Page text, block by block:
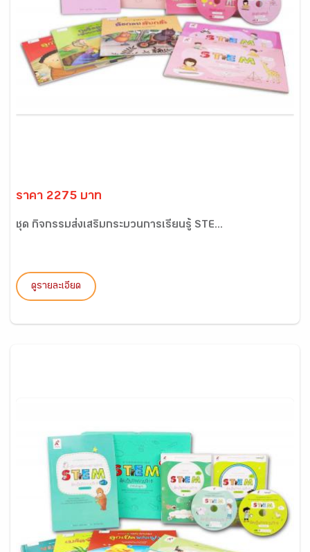
ราคา 2275 บาท
ชุด กิจกรรมส่งเสริมกระบวนการเรียนรู้ STE...
ดูรายละเอียด